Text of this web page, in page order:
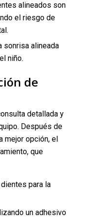
alineados son
el riesgo de
sonrisa alineada
niño.
de
detallada y
Después de
mejor opción, el
que
para la
un adhesivo